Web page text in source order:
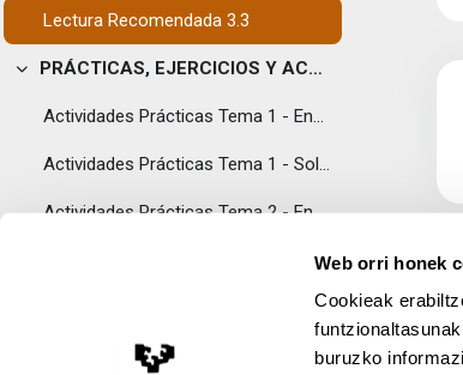
Web orri honek
Cookieak
buruzko
Lectura Recomendada 3.3
Tolestu
PRÁCTICAS, EJERCICIOS Y ACTIVIDADES
Actividades Prácticas Tema 1 - Enunciados
Actividades Prácticas Tema 1 - Soluciones
Actividades Prácticas Tema 2 - Enunciados
Actividades Prácticas Tema 2 - Soluciones
Actividades Prácticas Tema 3 - Enunciados
Actividades Prácticas Tema 3 - Soluciones Lege